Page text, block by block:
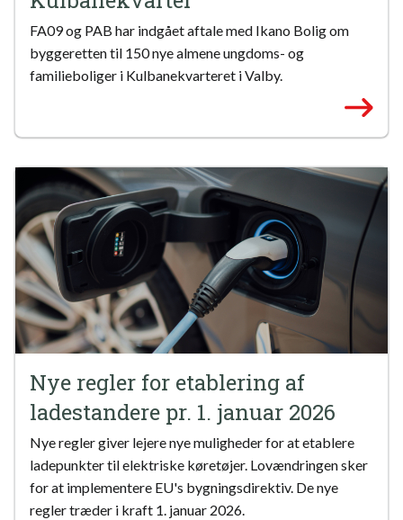
FA09 og PAB har indgået aftale med Ikano Bolig om
byggeretten til 150 nye almene ungdoms- og
familieboliger i Kulbanekvarteret i Valby.
Nye regler for etablering af
ladestandere pr. 1. januar 2026
Nye regler giver lejere nye muligheder for at etablere
ladepunkter til elektriske køretøjer. Lovændringen sker
for at implementere EU's bygningsdirektiv. De nye
regler træder i kraft 1. januar 2026.